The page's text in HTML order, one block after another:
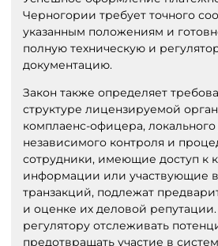
Черногории требует точного
указанным положениям и
полную техническую и
документацию.
Закон также определяет
структуре лицензируемой
комплаенс-офицера,
независимого контроля и
сотрудники, имеющие доступ к
информации или участвующие
транзакций, подлежат
и оценке их деловой репутации.
регулятору отслеживать
предотвращать участие в